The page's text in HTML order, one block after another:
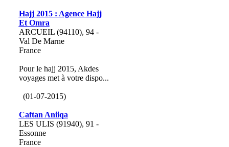
Hajj 2015 : Agence Hajj
Et Omra
ARCUEIL (94110), 94 -
Val De Marne
France
Pour le hajj 2015, Akdes
voyages met à votre dispo...
(01-07-2015)
Caftan Aniiqa
LES ULIS (91940), 91 -
Essonne
France